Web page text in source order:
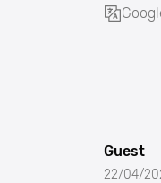
Guest
22/04/